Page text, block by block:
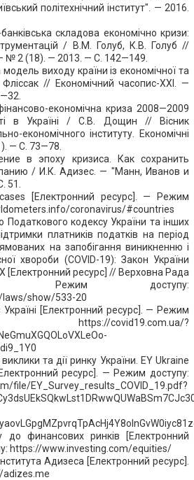
політехнічний інститут". — 2016.
складова економічно кризи:
/ В.М. Голуб, К.В. Голуб //
№ 2 (18). — 2013. — С. 142—149.
виходу країни із економічної та
// Економiчний часопис-XXI. —
економічна криза 2008—2009
в Україні / С.В. Дощин // Вісник
економічного інституту. Економічні
— С. 73—78.
в эпоху кризиса. Как сохранить
/ И.К. Адизес. — "Манн, Иванов и
51.
[Електронний ресурс]. — Режим
coronavirus/#countries
Податкового кодексу України та інших
платників податків на період
на запобігання виникненню і
хвороби (COVID-19): Закон України
[Електронний ресурс] // Верховна Рада
Режим доступу:
laws/show/533-20
Україні [Електронний ресурс]. — Режим
covid19.com.ua/?
та дії ринку України. EY Ukraine
ресурс]. — Режим доступу:
file/EY_Survey_results_COVID_19.pdf?
до финансових ринків [Електронний
https://www.investing.com/equities/
Адизеса [Електронний ресурс].